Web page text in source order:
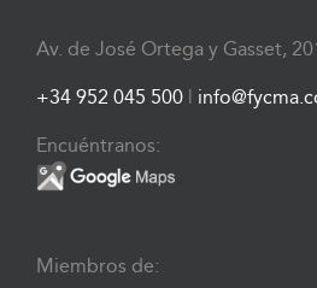
Av. de José Ortega y Gasset,
+34 952 045 500 |
Encuéntranos:
Miembros de: